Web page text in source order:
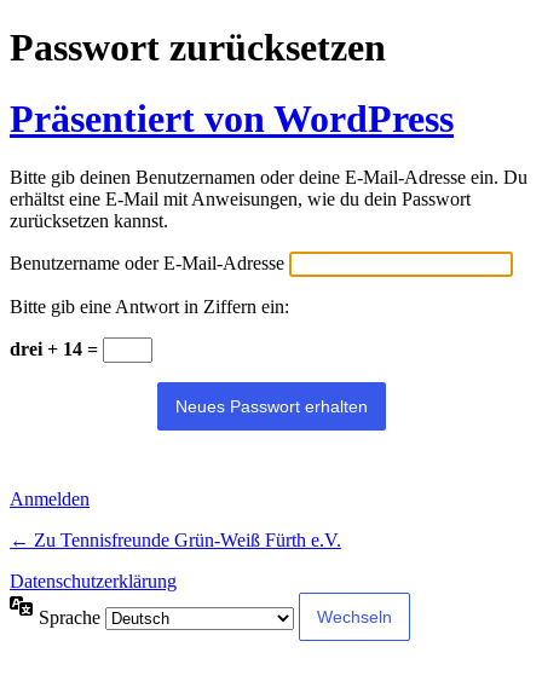
Passwort zurücksetzen
Präsentiert von WordPress
Bitte gib deinen Benutzernamen oder deine E-Mail-Adresse ein. Du
erhältst eine E-Mail mit Anweisungen, wie du dein Passwort
zurücksetzen kannst.
Benutzername oder E-Mail-Adresse
Bitte gib eine Antwort in Ziffern ein:
drei + 14 =
Anmelden
← Zu Tennisfreunde Grün-Weiß Fürth e.V.
Datenschutzerklärung
Sprache